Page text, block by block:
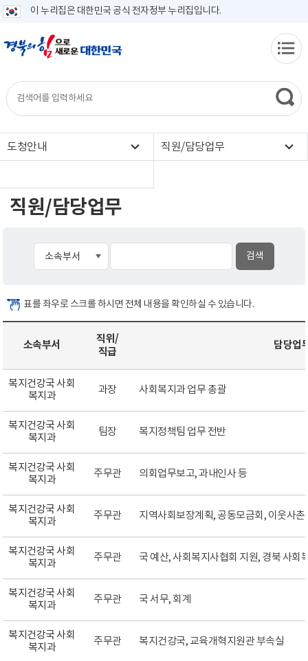
이 누리집은 대한민국 공식 전자정부 누리집입니다.
도청안내 직원/담당업무
직원/담당업무
표를 좌우로 스크롤 하시면 전체 내용을 확인하실 수 있습니다.
소속부서
직위/
직급
담당업
복지건강국 사회
복지과
과장 사회복지과 업무 총괄
복지건강국 사회
복지과
팀장 복지정책팀 업무 전반
복지건강국 사회
복지과
주무관 의회업무보고, 과내인사 등
복지건강국 사회
복지과
주무관 지역사회보장계획, 공동모금회, 이웃사촌
복지건강국 사회
복지과
주무관 국 예산, 사회복지사협회 지원, 경북 사회
복지건강국 사회
복지과
주무관 국 서무, 회계
복지건강국 사회
복지과
주무관 복지건강국, 교육개혁지원관 부속실